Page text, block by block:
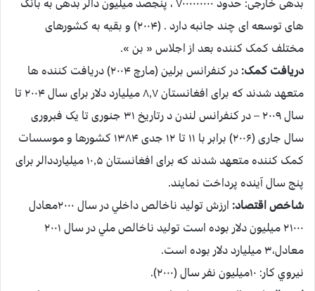
های توسعه ای چند جانبه دارد . (۲۰۰۴) و بقیه به کشورهای
مختلف کمک کننده بعد از اجلاس « بن ».
دریافت کمک:
در کنفرانس برلین (مارچ ۲۰۰۴) دریافت کننده ها
متعهد شدند که برای افغانستان ۸٫۷ میلیارد دلار برای سال ۲۰۰۴ تا
سال ۲۰۰۹ – در کنفرانس لندن د رتاریخ ۳۱ جنوری تا یک فبروری
سال جاری (۲۰۰۶) برابر با ۱۱ تا ۱۲ جدی ۱۳۸۴ کشورها و موسسات
کمک کننده متعهد شدند که برای افغانستان ۱۰٫۵ میلیارددالر برای
پنج سال آینده پرداخت نمایند.
شاخص اقتصاد:
ارزش توليد ناخالص داخلي در سال ۲۰۰۰معادل
۲۱۰۰۰ ميليون دلار بوده است توليد ناخالص ملي در سال ۲۰۰۱
معادل،۳ ميليارد دلار بوده است.
نيروي كار: ۱۰ميليون نفر سال (۲۰۰۰).